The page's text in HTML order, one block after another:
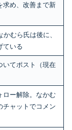
求め、改善まで新
むら氏は後に、
ている
いてポスト（現在
ロー解除。なかむ
チャットでコメン